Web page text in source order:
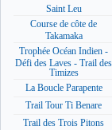
Saint Leu
Course de côte de
Takamaka
Trophée Océan Indien -
Défi des Laves - Trail des
Timizes
La Boucle Parapente
Trail Tour Ti Benare
Trail des Trois Pitons